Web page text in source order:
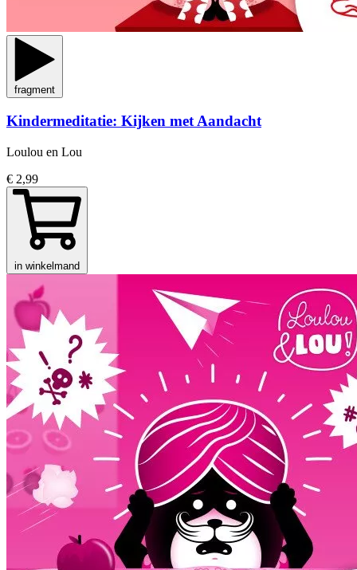
fragment
Kindermeditatie: Kijken met Aandacht
Loulou en Lou
€ 2,99
in winkelmand